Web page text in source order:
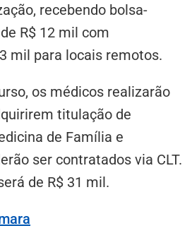
recebendo bolsa-
R$ 12 mil com
mil para locais remotos.
os médicos realizarão
titulação de
de Família e
ser contratados via CLT.
de R$ 31 mil.